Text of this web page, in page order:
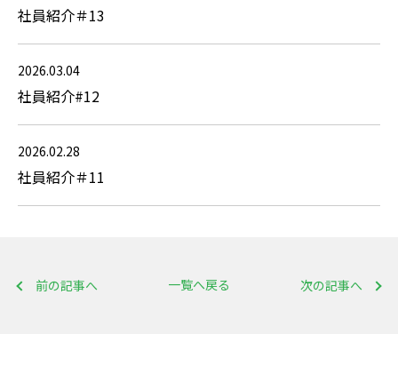
社員紹介＃13
2026.03.04
社員紹介#12
2026.02.28
社員紹介＃11
前の記事へ 次の記事へ
一覧へ戻る